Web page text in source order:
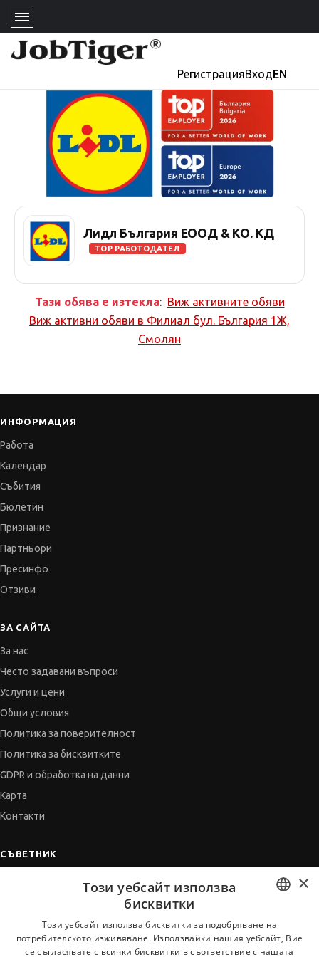
РегистрацияВходEN
Лидл България ЕООД & КО. КД
TOP РАБОТОДАТЕЛ
Тази обява е изтекла: Виж активните обяви
Виж активни обяви в Филиал бул. България 1Ж,
Смолян
ИНФОРМАЦИЯ
Работа
Календар
Събития
Бюлетин
Признание
Партньори
Пресинфо
Отзиви
ЗА САЙТА
За нас
Често задавани въпроси
Услуги и цени
Общи условия
Политика за поверителност
Политика за бисквитките
GDPR и обработка на данни
Карта
Контакти
СЪВЕТНИК
Когато получим оферта
BULGARIAN
ENGLISH
×
Този уебсайт използва
бисквитки
Този уебсайт използва бисквитки за подобряване на
потребителското изживяване. Използвайки нашия уебсайт, Вие
се съгласявате с всички бисквитки в съответствие с нашата